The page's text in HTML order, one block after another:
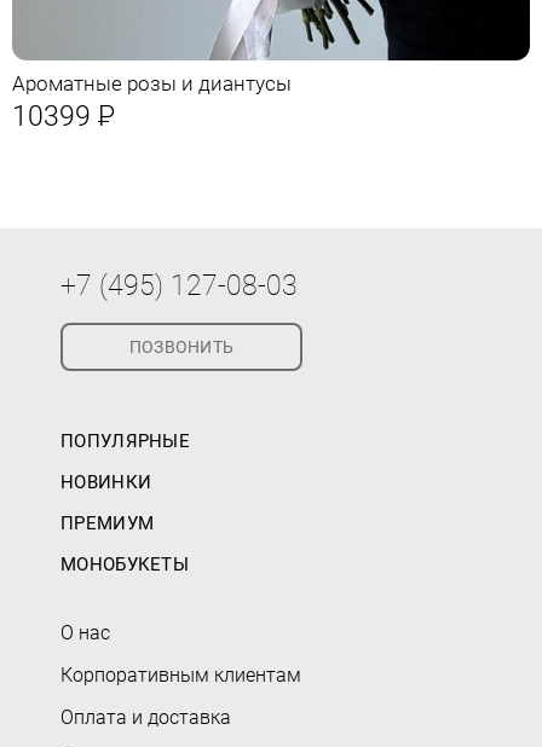
Ароматные розы и диантусы
10399 Р
+7 (495) 127-08-03
ПОЗВОНИТЬ
ПОПУЛЯРНЫЕ
НОВИНКИ
ПРЕМИУМ
МОНОБУКЕТЫ
О нас
Корпоративным клиентам
Оплата и доставка